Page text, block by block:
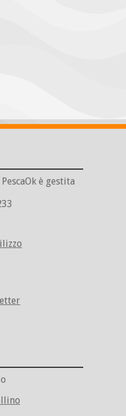
è gestita